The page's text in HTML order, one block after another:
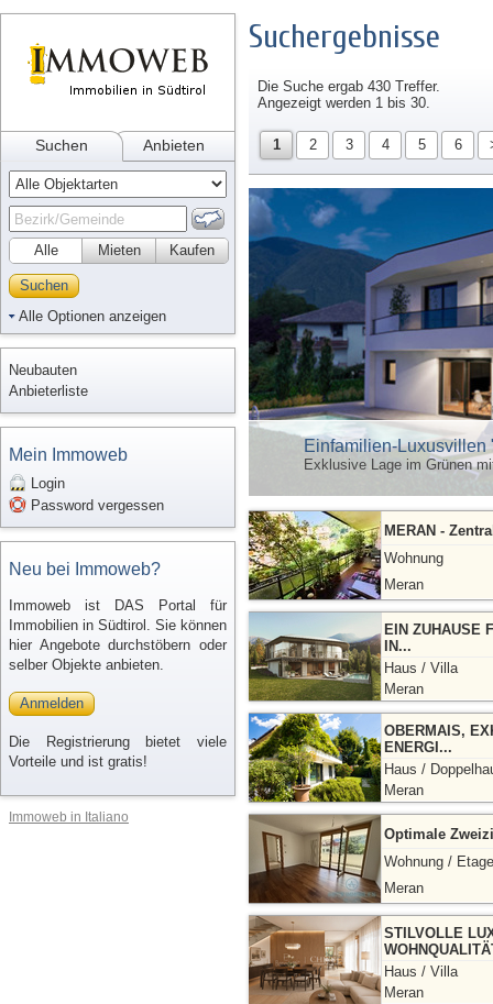
Suchen Anbieten
Alle Kaufen
Mieten
Suchen
Alle Optionen anzeigen
Neubauten
Anbieterliste
Mein Immoweb
Login
Password vergessen
Neu bei Immoweb?
Immoweb ist DAS Portal für
Immobilien in Südtirol. Sie können
hier Angebote durchstöbern oder
selber Objekte anbieten.
Anmelden
Die Registrierung bietet viele
Vorteile und ist gratis!
Immoweb in Italiano
Suchergebnisse
Die Suche ergab 430 Treffer.
Angezeigt werden 1 bis 30.
1 2 3 4 5 6
Einfamilien-Luxusvillen
Exklusive Lage im Grünen
MERAN -
Wohnung
Meran
EIN ZUHAUSE
IN...
Haus / Villa
Meran
OBERMAIS,
ENERGI...
Haus /
Meran
Optimale
Wohnung / Etage
Meran
STILVOLLE
Haus / Villa
Meran